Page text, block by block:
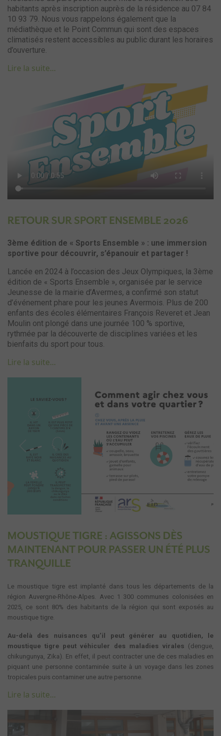
habitants après inscription auprès de la résidence au 07 84
10 93 79. Nous vous rappelons également que la
médiathèque et le Point Commun qui sont des espaces
climatisés restent accessibles au public durant les horaires
d’ouverture.
Lire la suite...
RETOUR SUR SPORT ENSEMBLE 2026
3ème édition de « Sports Ensemble » : une immersion
sportive pour découvrir, s’épanouir et partager !
Lancée en 2024 à l’occasion des Jeux Olympiques, la 3ème
édition de « Sports Ensemble », organisée par le service
Jeunesse de la mairie d’Avermes, a confirmé son statut
d’événement phare pour les jeunes Avermois. Plus de 200
enfants des écoles élémentaires François Reveret et Jean
Moulin ont plongé dans une journée 100 % sportive,
rythmée par la découverte de disciplines variées et les
bienfaits du sport pour tous.
Lire la suite...
Previous Next
MOUSTIQUE TIGRE : AGISSONS DÈS
MAINTENANT POUR PASSER UN ÉTÉ PLUS
TRANQUILLE
Le moustique tigre est implanté dans tous les départements de la
région Auvergne-Rhône-Alpes. Avec 1 300 communes colonisées en
2025, ce sont 80% des habitants de la région qui sont exposés au
moustique tigre.
Au-delà des nuisances qu’il peut générer au quotidien, le
moustique tigre peut véhiculer des maladies virales (dengue,
chikungunya, Zika). En effet, il peut contracter une de ces maladies en
piquant une personne contaminée suite à un voyage dans les zones
tropicales puis contaminer une autre personne.
Lire la suite...